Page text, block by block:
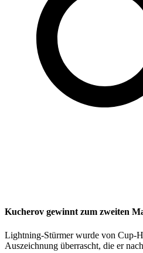
Kucherov gewinnt zum zweiten
Lightning-Stürmer wurde von Cup-
Auszeichnung überrascht, die er